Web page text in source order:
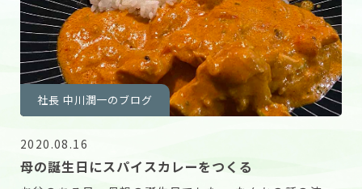
社長 中川潤一のブログ
2020.08.16
母の誕生日にスパイスカレーをつくる